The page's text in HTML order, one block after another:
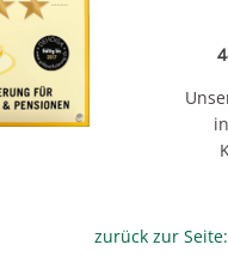
zurück zur Seite: